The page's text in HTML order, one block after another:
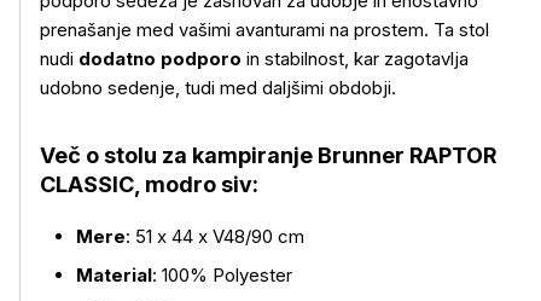
Več o izdelku
prenašanje med vašimi avanturami na prostem. Ta stol
nudi dodatno podporo in stabilnost, kar zagotavlja
udobno sedenje, tudi med daljšimi obdobji.
Več o stolu za kampiranje Brunner RAPTOR
CLASSIC, modro siv:
Mere: 51 x 44 x V48/90 cm
Material: 100% Polyester